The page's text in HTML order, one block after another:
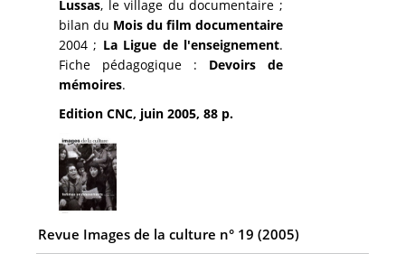
Lussas, le village du documentaire ;
bilan du Mois du film documentaire
2004 ; La Ligue de l'enseignement.
Fiche pédagogique : Devoirs de
mémoires.
Edition CNC, juin 2005, 88 p.
Revue Images de la culture n° 19 (2005)